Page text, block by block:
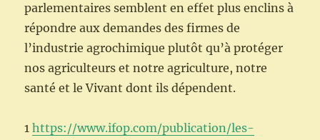
parlementaires semblent en effet plus enclins à
répondre aux demandes des firmes de
l’industrie agrochimique plutôt qu’à protéger
nos agriculteurs et notre agriculture, notre
santé et le Vivant dont ils dépendent.
1https://www.ifop.com/publication/les-